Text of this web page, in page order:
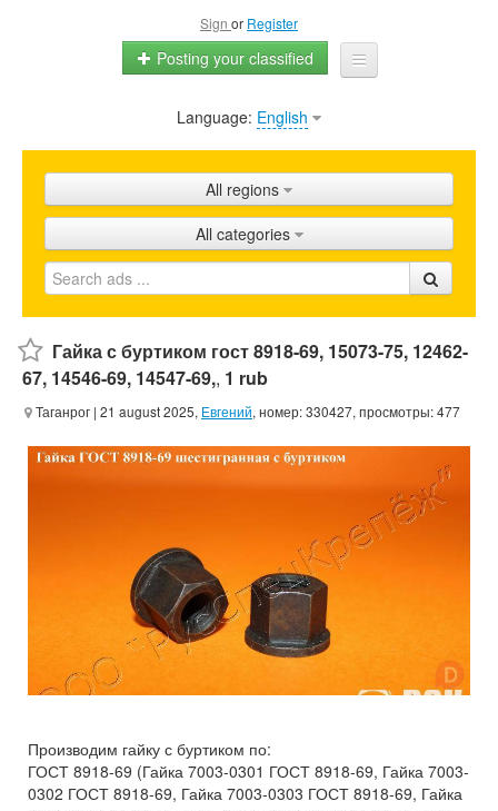
Sign or Register
Posting your classified
Home
Shops
Promotion
FAQ
Blog
Language: English
All regions
All categories
Гайка с буртиком гост 8918-69, 15073-75, 12462-
67, 14546-69, 14547-69,, 1 rub
Таганрог | 21 august 2025, Евгений, номер: 330427, просмотры: 477
Производим гайку с буртиком по:
ГОСТ 8918-69 (Гайка 7003-0301 ГОСТ 8918-69, Гайка 7003-
0302 ГОСТ 8918-69, Гайка 7003-0303 ГОСТ 8918-69, Гайка